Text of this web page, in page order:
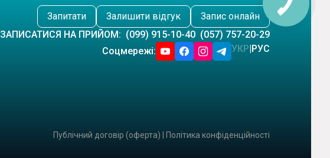
Запитати Залишити відгук
Запис онлайн
ЗАПИСАТИСЯ НА ПРИЙОМ: (099) 915-10-40 (057) 757-20-29
Соцмережі:
УКР|РУС
Публічний договір (оферта) Політика конфіденційності